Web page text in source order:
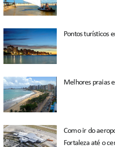
Pontos turísticos
Melhores praias
Como ir do
Fortaleza até o